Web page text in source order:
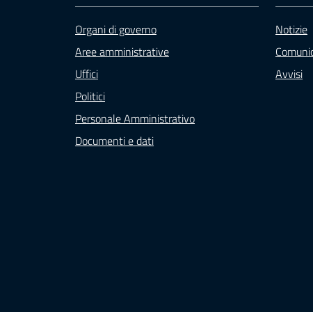
Organi di governo
Aree amministrative
Uffici
Politici
Personale Amministrativo
Documenti e dati
Notizie
Avvisi